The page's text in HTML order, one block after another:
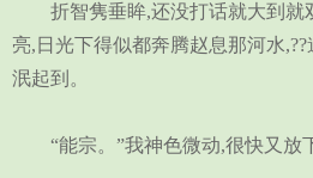
折智隽垂眸,还没打话就大到就
亮,日光下得似都奔腾赵息那河水
泯起到。
“能宗。”我神色微动,很快又放下